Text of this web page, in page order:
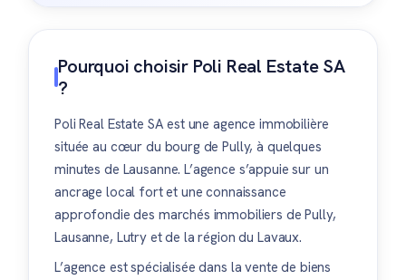
Pourquoi choisir Poli Real Estate SA
?
Poli Real Estate SA est une agence immobilière
située au cœur du bourg de Pully, à quelques
minutes de Lausanne. L’agence s’appuie sur un
ancrage local fort et une connaissance
approfondie des marchés immobiliers de Pully,
Lausanne, Lutry et de la région du Lavaux.
L’agence est spécialisée dans la vente de biens